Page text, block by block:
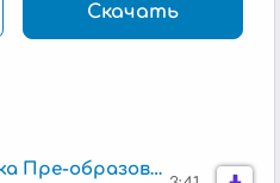
Скачать
v8.0 = Гимн Ученика Пре-образования